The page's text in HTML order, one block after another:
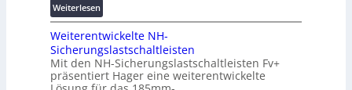
s
u
n
g
e
n
n
d
d
i
g
i
n
b
a
u
:
F
Weiterlesen:
V
o
l
t
a
Weiterentwickelte NH-
Sicherungslastschaltleisten
Mit den NH-Sicherungslastschaltleisten Fv+
präsentiert Hager eine weiterentwickelte